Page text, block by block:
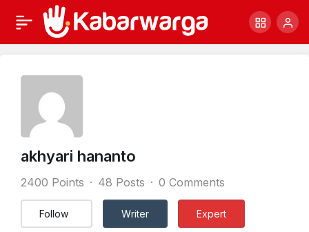
akhyari hananto
2400 Points 48 Posts 0 Comments
Follow Writer Expert